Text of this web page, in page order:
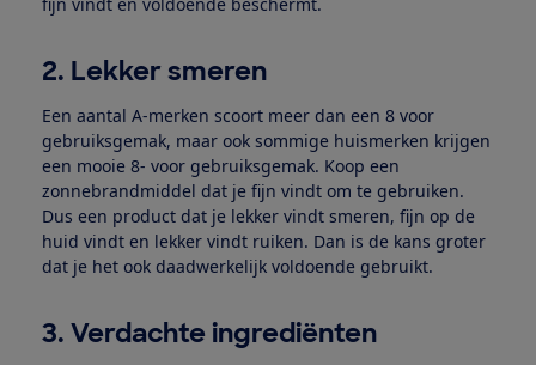
fijn vindt en voldoende beschermt.
2. Lekker smeren
Een aantal A-merken scoort meer dan een 8 voor
gebruiksgemak, maar ook sommige huismerken krijgen
een mooie 8- voor gebruiksgemak. Koop een
zonnebrandmiddel dat je fijn vindt om te gebruiken.
Dus een product dat je lekker vindt smeren, fijn op de
huid vindt en lekker vindt ruiken. Dan is de kans groter
dat je het ook daadwerkelijk voldoende gebruikt.
3. Verdachte ingrediënten